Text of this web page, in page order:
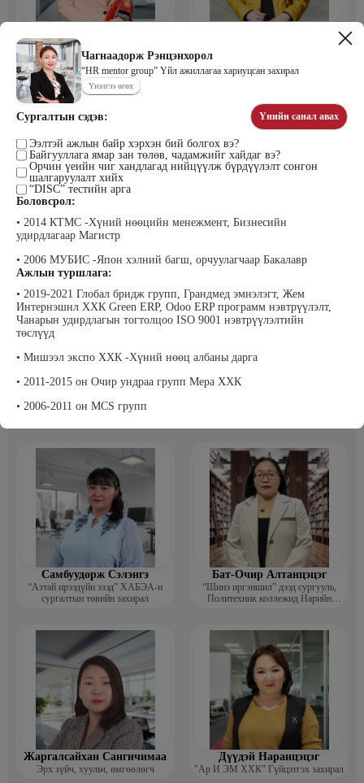
Чагнаадорж Рэнцэнхорол
“HR mentor group” Үйл ажиллагаа хариуцсан захирал
Үнэлгээ өгөх
Сургалтын сэдэв: Үнийн санал авах
Ээлтэй ажлын байр хэрхэн бий болгох вэ?
Байгууллага ямар зан төлөв, чадамжийг хайдаг вэ?
Орчин үеийн чиг хандлагад нийцүүлж бүрдүүлэлт сонгон
шалгаруулалт хийх
“DISC” тестийн арга
Боловсрол:
• 2014 КТМС -Хүний нөөцийн менежмент, Бизнесийн
удирдлагаар Магистр
• 2006 МУБИС -Япон хэлний багш, орчуулагчаар Бакалавр
Ажлын туршлага:
• 2019-2021 Глобал бридж групп, Грандмед эмнэлэгт, Жем
Интернэшнл ХХК Green ERP, Odoo ERP программ нэвтрүүлэлт,
Чанарын удирдлагын тогтолцоо ISO 9001 нэвтрүүлэлтийн
төслүүд
• Мишээл экспо ХХК -Хүний нөөц албаны дарга
• 2011-2015 он Очир ундраа групп Мера ХХК
• 2006-2011 он MCS групп
Удирдахуйн ухаан менежментийн
академийн захирал
Мөнгөнрейс Пүрэвдорж
Программист, График дизайнер,
Багш
Эрдэнэт үйлдвэрийн хүний нөөцийн
Хүнс, Хөдөө Аж Ахуйн Төсөл,
байгуулагч
Самбуудорж Сэлэнгэ
“Азтай ирээдүйн эзэд” ХАБЭА-н
сургалтын төвийн захирал
Бат-Очир Алтанцэцэг
“Шинэ иргэншил” дээд сургууль,
Политехник коллежид Нарийн
багш
Жаргалсайхан Сангичимаа
Эрх зүйч, хуульч, өмгөөлөгч
Дүүдэй Наранцэцэг
"Ар И ЭМ ХХК" Гүйцэтгэх захирал